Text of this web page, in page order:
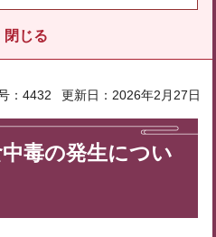
閉じる
：4432 更新日：2026年2月27日
中毒の発生につい